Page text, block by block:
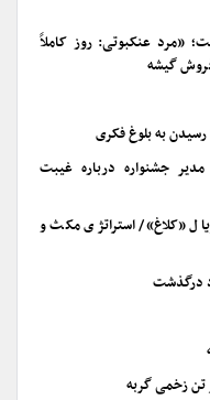
«مرد عنکبوتی: روز کاملاً
گیشه
به بلوغ فکری
۲۰۲۶؛ توضیحات مدیر جشنواره درباره غیبت
«کلاغ»/ استراتژی مکث و
درگذشت
تن زخمی گربه